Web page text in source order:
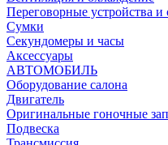
Переговорные устройства и
Сумки
Секундомеры и часы
Аксессуары
АВТОМОБИЛЬ
Оборудование салона
Двигатель
Оригинальные гоночные
Подвеска